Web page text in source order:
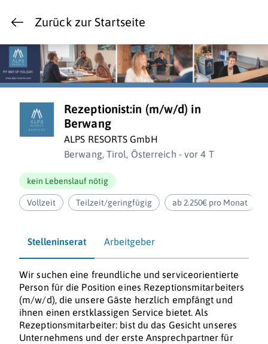
Zurück zur Startseite
Rezeptionist:in (m/w/d) in
Berwang
ALPS RESORTS GmbH
Berwang, Tirol, Österreich - vor 4 T
kein Lebenslauf nötig
Vollzeit Teilzeit/geringfügig ab 2.250€ pro Monat
Stelleninserat Arbeitgeber
Wir suchen eine freundliche und serviceorientierte
Person für die Position eines Rezeptionsmitarbeiters
(m/w/d), die unsere Gäste herzlich empfängt und
ihnen einen erstklassigen Service bietet. Als
Rezeptionsmitarbeiter: bist du das Gesicht unseres
Unternehmens und der erste Ansprechpartner für